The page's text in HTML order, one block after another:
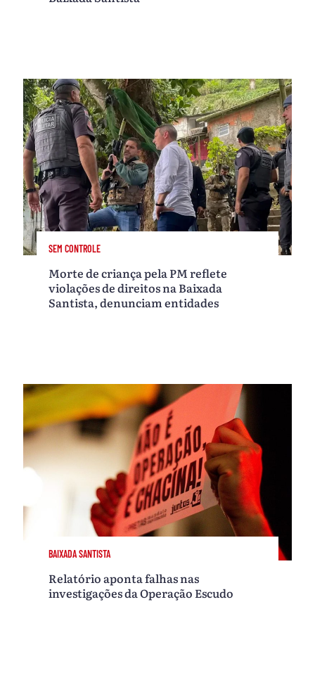
SEM CONTROLE
Morte de criança pela PM reflete
violações de direitos na Baixada
Santista, denunciam entidades
BAIXADA SANTISTA
Relatório aponta falhas nas
investigações da Operação Escudo